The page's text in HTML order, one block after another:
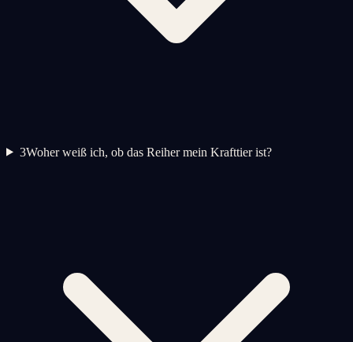
3Woher weiß ich, ob das Reiher mein Krafttier ist?